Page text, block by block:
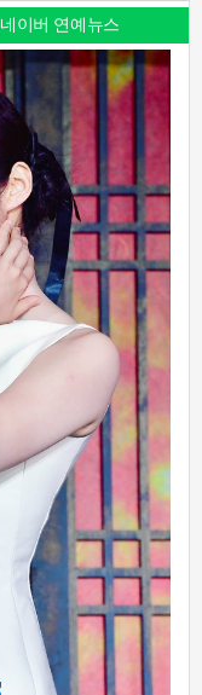
네이버 연예뉴스